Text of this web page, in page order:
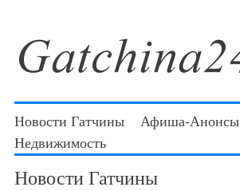
Новости Гатчины Афиша-Анонсы
Недвижимость
Новости Гатчины